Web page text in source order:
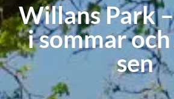
Willans Park
i sommar
sen